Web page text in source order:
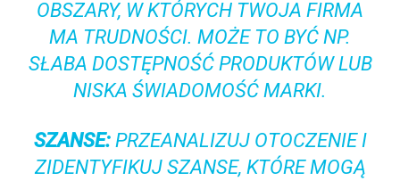
OBSZARY, W KTÓRYCH TWOJA FIRMA
MA TRUDNOŚCI. MOŻE TO BYĆ NP.
SŁABA DOSTĘPNOŚĆ PRODUKTÓW LUB
NISKA ŚWIADOMOŚĆ MARKI.
SZANSE:PRZEANALIZUJ OTOCZENIE I
ZIDENTYFIKUJ SZANSE, KTÓRE MOGĄ